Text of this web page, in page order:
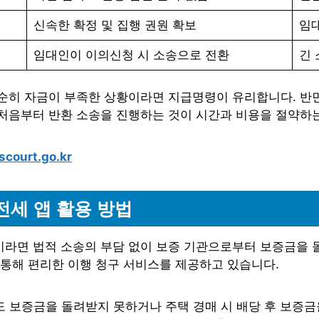
신속한 확정 및 집행 권원 확보 임
임대인이 이의신청 시 소송으로 전환 긴
히 자금이 부족한 상황이라면 지급명령이 유리합니다.
음부터 반환 소송을 진행하는 것이 시간과 비용을 절약하
세 앱 활용 방법
면 법적 소송의 부담 없이 보증 기관으로부터 보증금을
해 편리한 이행 청구 서비스를 제공하고 있습니다.
보증금을 돌려받지 못하거나 주택 경매 시 배당 후 보증